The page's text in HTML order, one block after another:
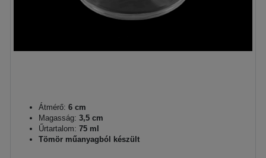
Átmérő: 6 cm
Magasság: 3,5 cm
Űrtartalom: 75 ml
Tömör műanyagból készült